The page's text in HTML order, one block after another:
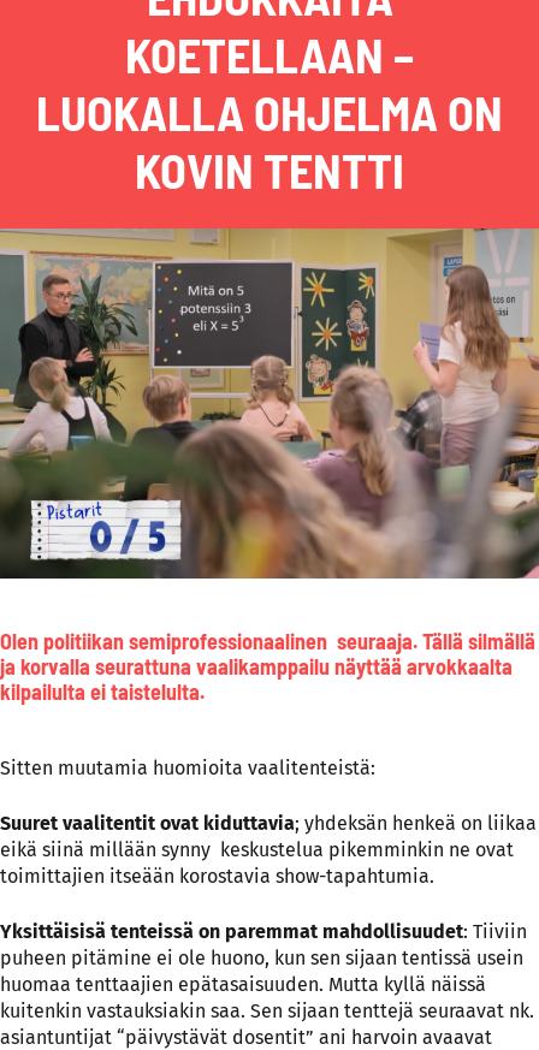
KOETELLAAN –
LUOKALLA OHJELMA ON
KOVIN TENTTI
Olen politiikan semiprofessionaalinen seuraaja. Tällä silmällä
ja korvalla seurattuna vaalikamppailu näyttää arvokkaalta
kilpailulta ei taistelulta.
Sitten muutamia huomioita vaalitenteistä:
Suuret vaalitentit ovat kiduttavia; yhdeksän henkeä on liikaa
eikä siinä millään synny keskustelua pikemminkin ne ovat
toimittajien itseään korostavia show-tapahtumia.
Yksittäisisä tenteissä on paremmat mahdollisuudet: Tiiviin
puheen pitämine ei ole huono, kun sen sijaan tentissä usein
huomaa tenttaajien epätasaisuuden. Mutta kyllä näissä
kuitenkin vastauksiakin saa. Sen sijaan tenttejä seuraavat nk.
asiantuntijat “päivystävät dosentit” ani harvoin avaavat